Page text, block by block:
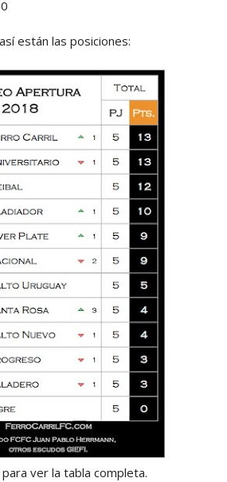
están las posiciones:
ver la tabla completa.